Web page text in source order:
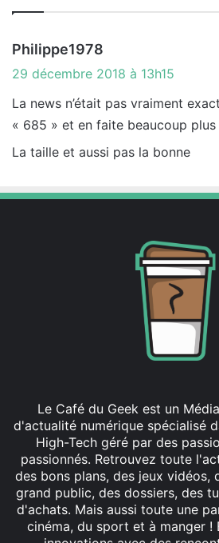
Philippe1978
i
29 décembre 2018 à 13h15
La news n’était pas vraiment
« 685 » et en faite beaucoup
La taille et aussi pas la bonne
Le Café du Geek est un
d'actualité numérique spécialisé
High-Tech géré par des
passionnés. Retrouvez toute
des bons plans, des jeux vidéos,
grand public, des dossiers, des
d'achats. Mais aussi toute une
cinéma, du sport et à manger !